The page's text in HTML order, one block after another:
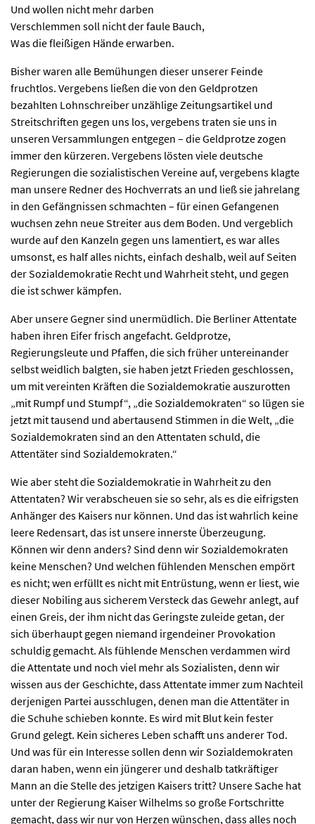
Und wollen nicht mehr darben
Verschlemmen soll nicht der faule Bauch,
Was die fleißigen Hände erwarben.
Bisher waren alle Bemühungen dieser unserer Feinde
fruchtlos. Vergebens ließen die von den Geldprotzen
bezahlten Lohnschreiber unzählige Zeitungsartikel und
Streitschriften gegen uns los, vergebens traten sie uns in
unseren Versammlungen entgegen – die Geldprotze zogen
immer den kürzeren. Vergebens lösten viele deutsche
Regierungen die sozialistischen Vereine auf, vergebens klagte
man unsere Redner des Hochverrats an und ließ sie jahrelang
in den Gefängnissen schmachten – für einen Gefangenen
wuchsen zehn neue Streiter aus dem Boden. Und vergeblich
wurde auf den Kanzeln gegen uns lamentiert, es war alles
umsonst, es half alles nichts, einfach deshalb, weil auf Seiten
der Sozialdemokratie Recht und Wahrheit steht, und gegen
die ist schwer kämpfen.
Aber unsere Gegner sind unermüdlich. Die Berliner Attentate
haben ihren Eifer frisch angefacht. Geldprotze,
Regierungsleute und Pfaffen, die sich früher untereinander
selbst weidlich balgten, sie haben jetzt Frieden geschlossen,
um mit vereinten Kräften die Sozialdemokratie auszurotten
„mit Rumpf und Stumpf“, „die Sozialdemokraten“ so lügen sie
jetzt mit tausend und abertausend Stimmen in die Welt, „die
Sozialdemokraten sind an den Attentaten schuld, die
Attentäter sind Sozialdemokraten.“
Wie aber steht die Sozialdemokratie in Wahrheit zu den
Attentaten? Wir verabscheuen sie so sehr, als es die eifrigsten
Anhänger des Kaisers nur können. Und das ist wahrlich keine
leere Redensart, das ist unsere innerste Überzeugung.
Können wir denn anders? Sind denn wir Sozialdemokraten
keine Menschen? Und welchen fühlenden Menschen empört
es nicht; wen erfüllt es nicht mit Entrüstung, wenn er liest, wie
dieser Nobiling aus sicherem Versteck das Gewehr anlegt, auf
einen Greis, der ihm nicht das Geringste zuleide getan, der
sich überhaupt gegen niemand irgendeiner Provokation
schuldig gemacht. Als fühlende Menschen verdammen wird
die Attentate und noch viel mehr als Sozialisten, denn wir
wissen aus der Geschichte, dass Attentate immer zum Nachteil
derjenigen Partei ausschlugen, denen man die Attentäter in
die Schuhe schieben konnte. Es wird mit Blut kein fester
Grund gelegt. Kein sicheres Leben schafft uns anderer Tod.
Und was für ein Interesse sollen denn wir Sozialdemokraten
daran haben, wenn ein jüngerer und deshalb tatkräftiger
Mann an die Stelle des jetzigen Kaisers tritt? Unsere Sache hat
unter der Regierung Kaiser Wilhelms so große Fortschritte
gemacht, dass wir nur von Herzen wünschen, dass alles noch